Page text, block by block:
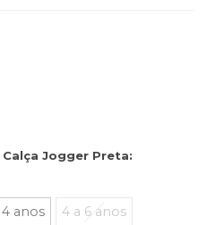
Calça Jogger Preta:
4 anos
4 a 6 anos